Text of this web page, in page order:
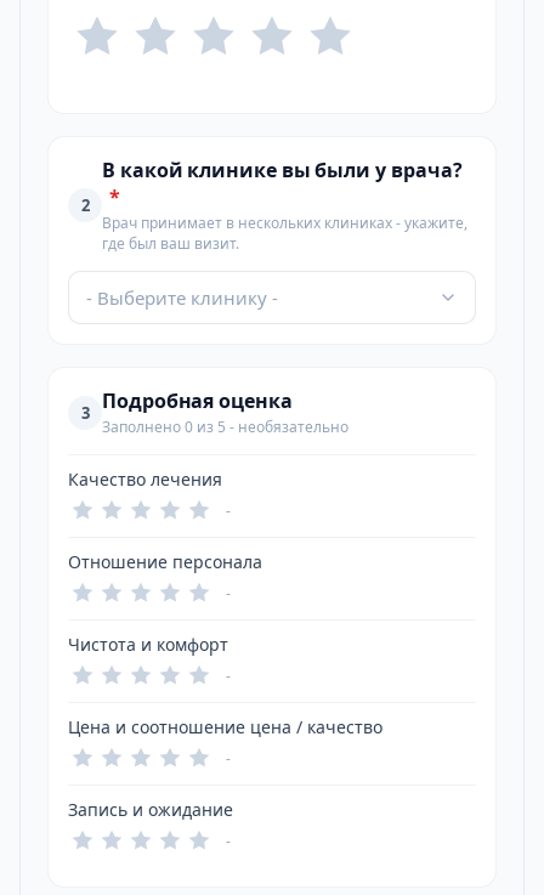
2
В какой клинике вы были у врача?
*
Врач принимает в нескольких клиниках - укажите,
где был ваш визит.
- Выберите клинику -
3 Подробная оценка
Заполнено 0 из 5 - необязательно
Качество лечения
-
Отношение персонала
-
Чистота и комфорт
-
Цена и соотношение цена / качество
-
Запись и ожидание
-